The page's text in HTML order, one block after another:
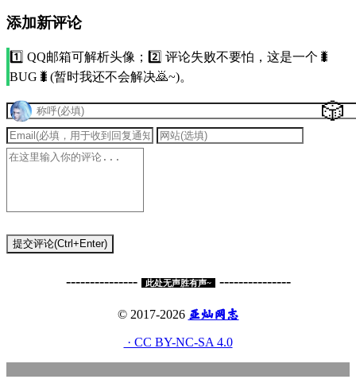
添加新评论
1️⃣ QQ邮箱可解析头像；2️⃣ 评论失败不要怕，这是一个🐛
BUG🐛(暂时我还不会解决🙇~)。
🎲
提交评论(Ctrl+Enter)
--------------- 此处无声胜有声~ ---------------
© 2017-2026 亚灿网志
· CC BY-NC-SA 4.0